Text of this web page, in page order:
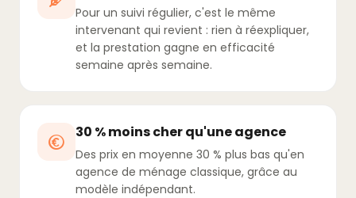
Pour un suivi régulier, c'est le même
intervenant qui revient : rien à réexpliquer,
et la prestation gagne en efficacité
semaine après semaine.
30 % moins cher qu'une agence
Des prix en moyenne 30 % plus bas qu'en
agence de ménage classique, grâce au
modèle indépendant.